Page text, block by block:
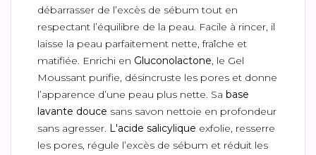
débarrasser de l’excès de sébum tout en
respectant l’équilibre de la peau. Facile à rincer, il
laisse la peau parfaitement nette, fraîche et
matifiée. Enrichi en Gluconolactone, le Gel
Moussant purifie, désincruste les pores et donne
l’apparence d’une peau plus nette. Sa base
lavante douce sans savon nettoie en profondeur
sans agresser. L'acide salicylique exfolie, resserre
les pores, régule l’excès de sébum et réduit les